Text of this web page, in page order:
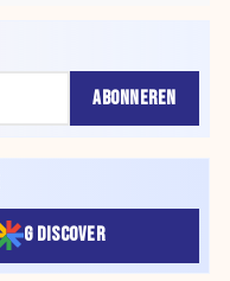
ABONNEREN
G DISCOVER